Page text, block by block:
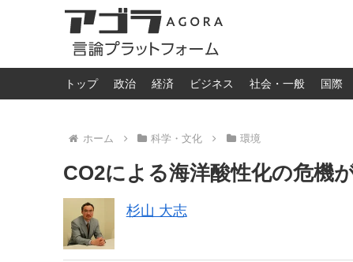
トップ 政治 経済 ビジネス 社会・一般 国際
ホーム 科学・文化 環境
CO2による海洋酸性化の危機
杉山 大志